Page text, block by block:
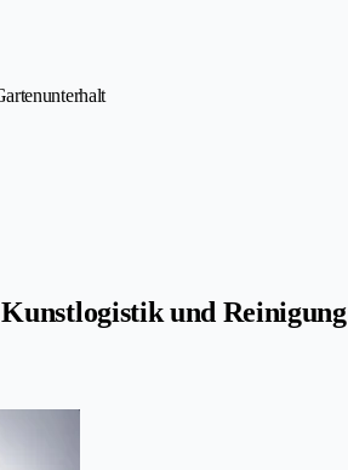
und Reinigung